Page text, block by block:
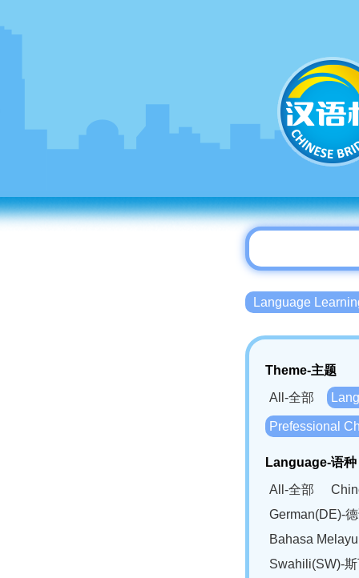
Language
Theme-主题
All-全部
Prefessional
Language-语种
All-全部
German(DE)-
Bahasa
Swahili(SW)-